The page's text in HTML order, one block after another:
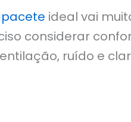
ideal vai
considerar
ruído e